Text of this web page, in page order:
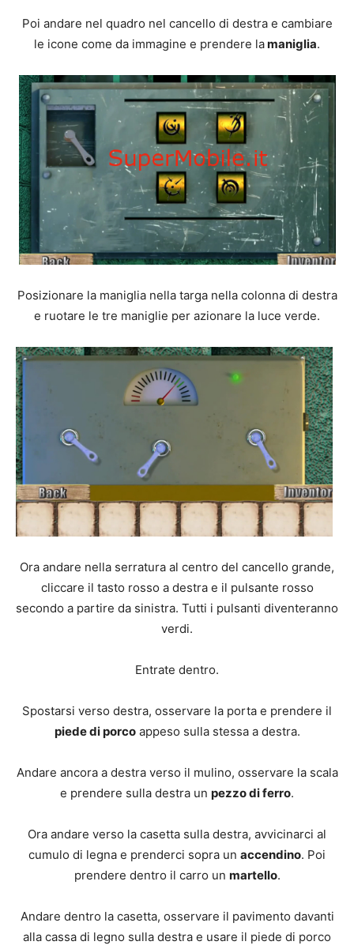
Poi andare nel quadro nel cancello di destra e cambiare
le icone come da immagine e prendere lamaniglia.
Posizionare la maniglia nella targa nella colonna di destra
e ruotare le tre maniglie per azionare la luce verde.
Ora andare nella serratura al centro del cancello grande,
cliccare il tasto rosso a destra e il pulsante rosso
secondo a partire da sinistra. Tutti i pulsanti diventeranno
verdi.
Entrate dentro.
Spostarsi verso destra, osservare la porta e prendere il
piede di porcoappeso sulla stessa a destra.
Andare ancora a destra verso il mulino, osservare la scala
e prendere sulla destra un pezzo di ferro.
Ora andare verso la casetta sulla destra, avvicinarci al
cumulo di legna e prenderci sopra un accendino. Poi
prendere dentro il carro un martello.
Andare dentro la casetta, osservare il pavimento davanti
alla cassa di legno sulla destra e usare il piede di porco